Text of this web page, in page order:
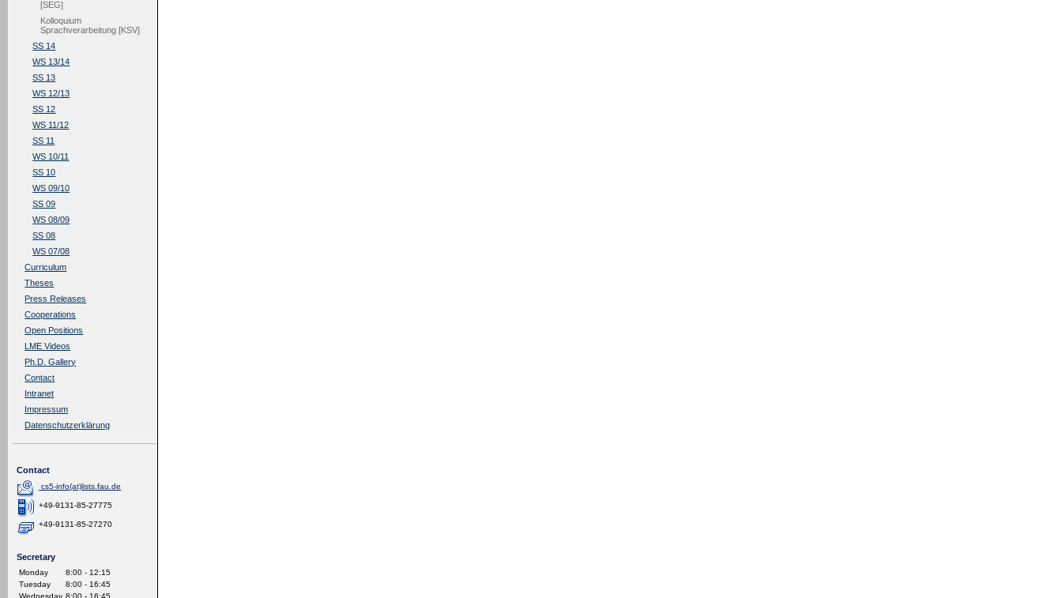
[SEG]
Kolloquium
Sprachverarbeitung [KSV]
SS 14
WS 13/14
SS 13
WS 12/13
SS 12
WS 11/12
SS 11
WS 10/11
SS 10
WS 09/10
SS 09
WS 08/09
SS 08
WS 07/08
Curriculum
Theses
Press Releases
Cooperations
Open Positions
LME Videos
Ph.D. Gallery
Contact
Intranet
Impressum
Datenschutzerklärung
Contact
cs5-info(at)lists.fau.de
+49-9131-85-27775
+49-9131-85-27270
Secretary
Monday
8:00 - 12:15
Tuesday
8:00 - 16:45